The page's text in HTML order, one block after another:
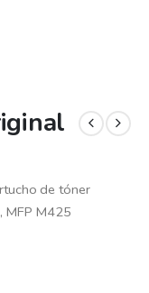
de tóner
MFP M425